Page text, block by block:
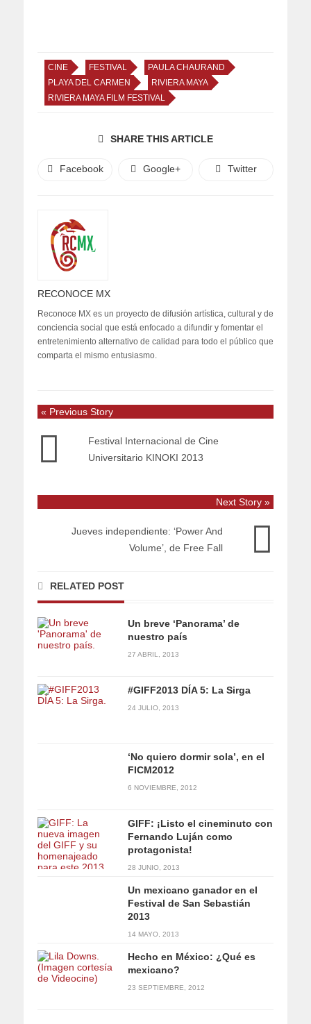
CINE FESTIVAL
PAULA CHAURAND
PLAYA DEL CARMEN
RIVIERA MAYA
RIVIERA MAYA FILM FESTIVAL
SHARE THIS ARTICLE
Facebook Google+ Twitter
RECONOCE MX
Reconoce MX es un proyecto de difusión artística, cultural y de
conciencia social que está enfocado a difundir y fomentar el
entretenimiento alternativo de calidad para todo el público que
comparta el mismo entusiasmo.
« Previous Story
Festival Internacional de Cine
Universitario KINOKI 2013
Next Story »
Jueves independiente: ‘Power And
Volume’, de Free Fall
RELATED POST
Un breve ‘Panorama’ de
nuestro país
27 ABRIL, 2013
#GIFF2013 DÍA 5: La Sirga
24 JULIO, 2013
‘No quiero dormir sola’, en el
FICM2012
6 NOVIEMBRE, 2012
GIFF: ¡Listo el cineminuto con
Fernando Luján como
protagonista!
28 JUNIO, 2013
Un mexicano ganador en el
Festival de San Sebastián
2013
14 MAYO, 2013
Hecho en México: ¿Qué es
mexicano?
23 SEPTIEMBRE, 2012